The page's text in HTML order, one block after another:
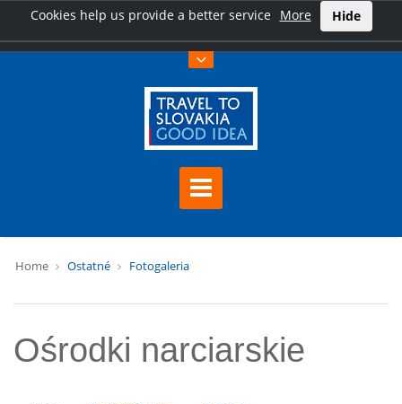
Cookies help us provide a better service More Hide
Home Ostatné Fotogaleria
Ośrodki narciarskie